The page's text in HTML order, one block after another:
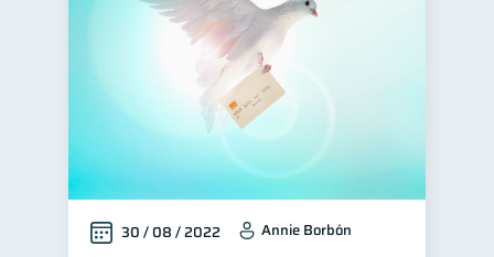
Educación financiera 31
Finanzas para jóvenes
Control de deudas 30
Finanzas familiares
Inclusión financiera
Bienestar financiero 22
Finanzas para mujeres 20
30 / 08 / 2022 Annie Borbón